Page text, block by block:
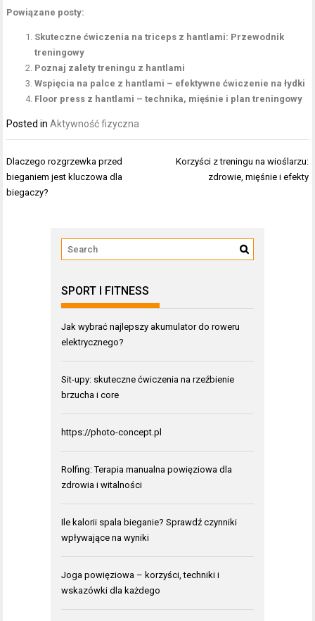
Powiązane posty:
Skuteczne ćwiczenia na triceps z hantlami: Przewodnik
treningowy
Poznaj zalety treningu z hantlami
Wspięcia na palce z hantlami – efektywne ćwiczenie na łydki
Floor press z hantlami – technika, mięśnie i plan treningowy
Posted inAktywność fizyczna
Nawigacja
wpisu
Dlaczego rozgrzewka przed
bieganiem jest kluczowa dla
biegaczy?
Korzyści z treningu na wioślarzu:
zdrowie, mięśnie i efekty
SPORT I FITNESS
Jak wybrać najlepszy akumulator do roweru
elektrycznego?
Sit-upy: skuteczne ćwiczenia na rzeźbienie
brzucha i core
https://photo-concept.pl
Rolfing: Terapia manualna powięziowa dla
zdrowia i witalności
Ile kalorii spala bieganie? Sprawdź czynniki
wpływające na wyniki
Joga powięziowa – korzyści, techniki i
wskazówki dla każdego